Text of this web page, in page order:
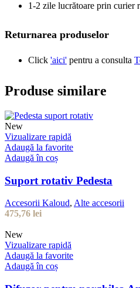
1-2 zile lucrătoare prin curier
Returnarea produselor
Click 'aici' pentru a consulta
Produse similare
New
Vizualizare rapidă
Adaugă la favorite
Adaugă în coș
Suport rotativ Pedesta
Accesorii Kaloud, Alte accesorii
475,76 lei
New
Vizualizare rapidă
Adaugă la favorite
Adaugă în coș